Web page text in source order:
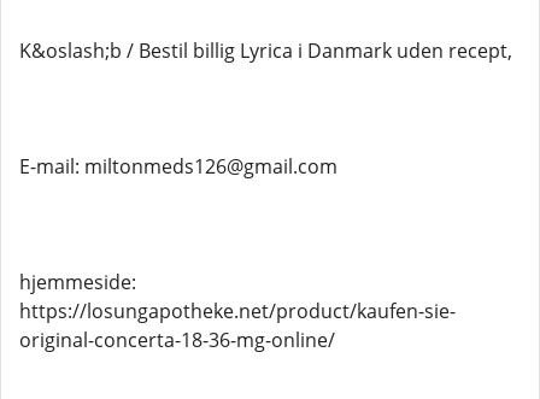
K&oslash;b / Bestil billig Lyrica i Danmark uden recept,
E-mail: miltonmeds126@gmail.com
hjemmeside:
https://losungapotheke.net/product/kaufen-sie-
original-concerta-18-36-mg-online/